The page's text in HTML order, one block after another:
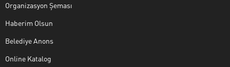
Organizasyon Şeması
Haberim Olsun
Belediye Anons
Online Katalog